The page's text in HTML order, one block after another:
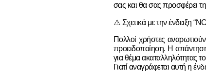
σας και θα σας προσφέρει
⚠️ Σχετικά με την ένδειξη
​Πολλοί χρήστες
προειδοποίηση. Η απάντηση
για θέμα ακαταλληλότητας
​Γιατί αναγράφεται αυτή η